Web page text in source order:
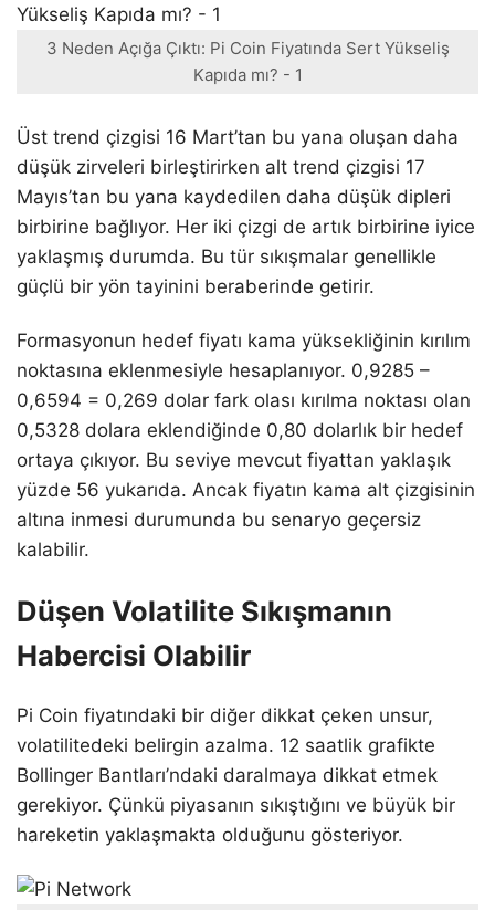
3 Neden Açığa Çıktı: Pi Coin Fiyatında Sert Yükseliş
Kapıda mı? - 1
Üst trend çizgisi 16 Mart’tan bu yana oluşan daha
düşük zirveleri birleştirirken alt trend çizgisi 17
Mayıs’tan bu yana kaydedilen daha düşük dipleri
birbirine bağlıyor. Her iki çizgi de artık birbirine iyice
yaklaşmış durumda. Bu tür sıkışmalar genellikle
güçlü bir yön tayinini beraberinde getirir.
Formasyonun hedef fiyatı kama yüksekliğinin kırılım
noktasına eklenmesiyle hesaplanıyor. 0,9285 –
0,6594 = 0,269 dolar fark olası kırılma noktası olan
0,5328 dolara eklendiğinde 0,80 dolarlık bir hedef
ortaya çıkıyor. Bu seviye mevcut fiyattan yaklaşık
yüzde 56 yukarıda. Ancak fiyatın kama alt çizgisinin
altına inmesi durumunda bu senaryo geçersiz
kalabilir.
Düşen Volatilite Sıkışmanın
Habercisi Olabilir
Pi Coin fiyatındaki bir diğer dikkat çeken unsur,
volatilitedeki belirgin azalma. 12 saatlik grafikte
Bollinger Bantları’ndaki daralmaya dikkat etmek
gerekiyor. Çünkü piyasanın sıkıştığını ve büyük bir
hareketin yaklaşmakta olduğunu gösteriyor.